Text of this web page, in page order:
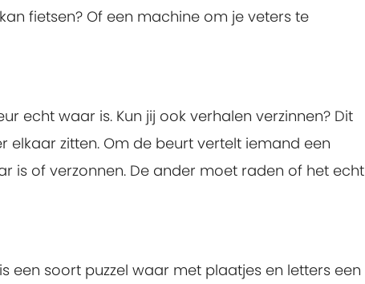
fietsen? Of een machine om je veters te
echt waar is. Kun jij ook verhalen verzinnen? Dit
elkaar zitten. Om de beurt vertelt iemand een
is of verzonnen. De ander moet raden of het echt
een soort puzzel waar met plaatjes en letters een